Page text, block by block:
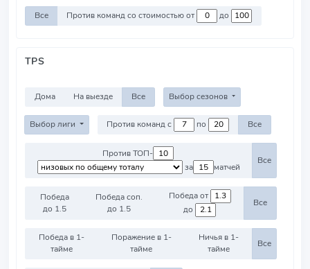
Все Против команд со стоимостью от до
TPS
Дома На выезде Все Выбор сезонов
Выбор лиги Против команд с по Все
Против ТОП-
за
матчей
Все
Победа
до 1.5
Победа соп.
до 1.5
Победа от
до
Все
Победа в 1-
тайме
Поражение в 1-
тайме
Ничья в 1-
тайме
Все